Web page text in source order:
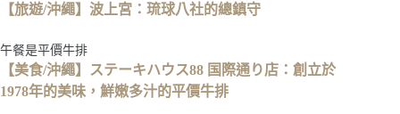
【旅遊/沖繩】波上宮：琉球八社的總鎮守
午餐是平價牛排
【美食/沖繩】ステーキハウス88 国際通り店：創立於
1978年的美味，鮮嫩多汁的平價牛排